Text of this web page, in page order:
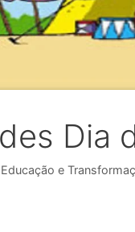
Dia
Educação e